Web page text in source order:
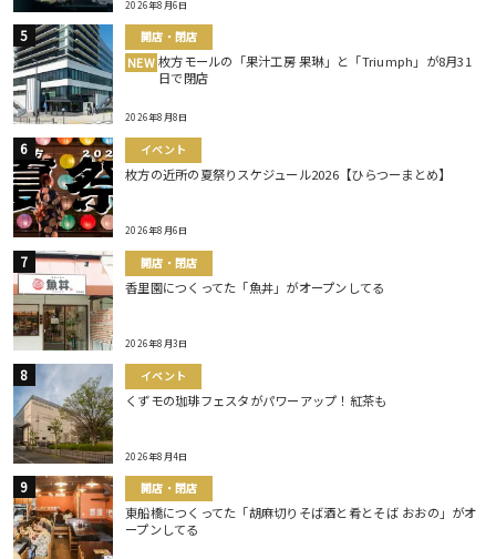
2026年8月6日
開店・閉店
NEW 枚方モールの「果汁工房 果琳」と「Triumph」が8月31
日で閉店
2026年8月8日
イベント
枚方の近所の夏祭りスケジュール2026【ひらつーまとめ】
2026年8月6日
開店・閉店
香里園につくってた「魚丼」がオープンしてる
2026年8月3日
イベント
くずモの珈琲フェスタがパワーアップ！紅茶も
2026年8月4日
開店・閉店
東船橋につくってた「胡麻切りそば酒と肴とそば おおの」がオ
ープンしてる